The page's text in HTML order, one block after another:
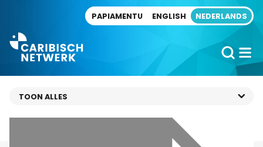
PAPIAMENTU ENGLISH NEDERLANDS